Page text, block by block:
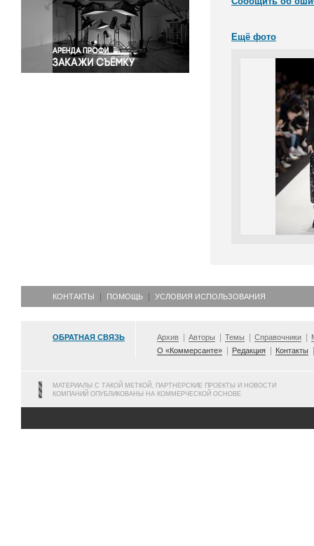
Спорт
Экология
Экономика и бизнес
Ещё фото
КОНТАКТЫ ПОМОЩЬ УСЛОВИЯ ИСПОЛЬЗОВАНИЯ
ОБРАТНАЯ СВЯЗЬ Архив Авторы Темы Справочники
О «Коммерсанте»
Редакция Контакты
МАТЕРИАЛЫ С ТАКОЙ МЕТКОЙ, ПАРТНЕРСКИЕ ПРОЕКТЫ И НОВОСТИ
КОМПАНИЙ ОПУБЛИКОВАНЫ НА КОММЕРЧЕСКОЙ ОСНОВЕ